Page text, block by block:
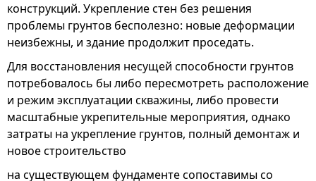
конструкций. Укрепление стен без решения
проблемы грунтов бесполезно: новые деформации
неизбежны, и здание продолжит проседать.
Для восстановления несущей способности грунтов
потребовалось бы либо пересмотреть расположение
и режим эксплуатации скважины, либо провести
масштабные укрепительные мероприятия, однако
затраты на укрепление грунтов, полный демонтаж и
новое строительство
на существующем фундаменте сопоставимы со